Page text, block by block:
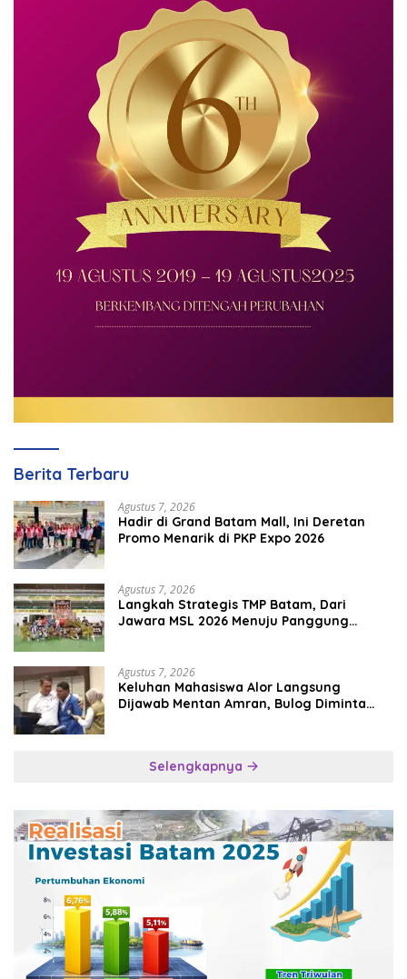
Berita Terbaru
Agustus 7, 2026
Hadir di Grand Batam Mall, Ini Deretan
Promo Menarik di PKP Expo 2026
Agustus 7, 2026
Langkah Strategis TMP Batam, Dari
Jawara MSL 2026 Menuju Panggung
Agustus 7, 2026
Keluhan Mahasiswa Alor Langsung
Dijawab Mentan Amran, Bulog Diminta
Selengkapnya